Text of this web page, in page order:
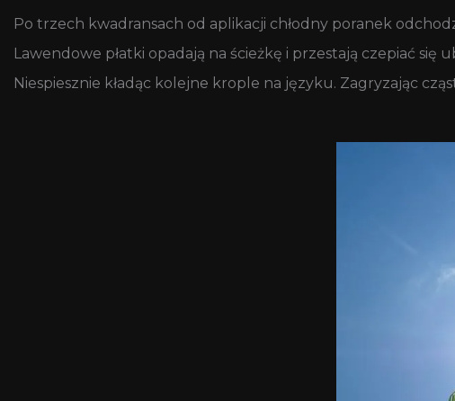
Po trzech kwadransach od aplikacji chłodny poranek
Lawendowe płatki opadają na ścieżkę i przestają czepiać
Niespiesznie kładąc kolejne krople na języku. Zagryzając